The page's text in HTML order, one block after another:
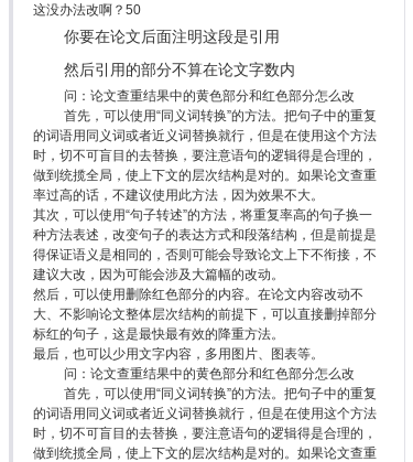
这没办法改啊？50
你要在论文后面注明这段是引用
然后引用的部分不算在论文字数内
问：论文查重结果中的黄色部分和红色部分怎么改
首先，可以使用“同义词转换”的方法。把句子中的重复
的词语用同义词或者近义词替换就行，但是在使用这个方法
时，切不可盲目的去替换，要注意语句的逻辑得是合理的，
做到统揽全局，使上下文的层次结构是对的。如果论文查重
率过高的话，不建议使用此方法，因为效果不大。
其次，可以使用“句子转述”的方法，将重复率高的句子换一
种方法表述，改变句子的表达方式和段落结构，但是前提是
得保证语义是相同的，否则可能会导致论文上下不衔接，不
建议大改，因为可能会涉及大篇幅的改动。
然后，可以使用删除红色部分的内容。在论文内容改动不
大、不影响论文整体层次结构的前提下，可以直接删掉部分
标红的句子，这是最快最有效的降重方法。
最后，也可以少用文字内容，多用图片、图表等。
问：论文查重结果中的黄色部分和红色部分怎么改
首先，可以使用“同义词转换”的方法。把句子中的重复
的词语用同义词或者近义词替换就行，但是在使用这个方法
时，切不可盲目的去替换，要注意语句的逻辑得是合理的，
做到统揽全局，使上下文的层次结构是对的。如果论文查重